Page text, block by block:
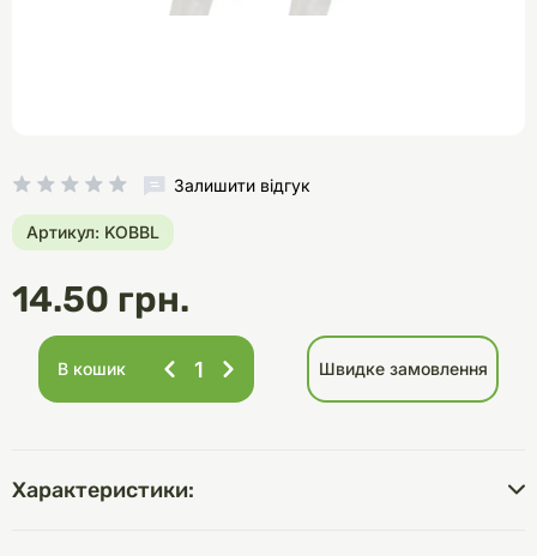
Залишити відгук
Артикул: KOBBL
14.50 грн.
В кошик Швидке замовлення
Характеристики: